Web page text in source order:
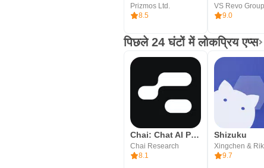
Prizmos Ltd.
8.5
VS Revo
9.0
पिछले 24 घंटों में लोकप्रिय एप्स
Chai: Chat AI Platform
Chai Research
8.1
Shizuku
Xingchen &
9.7